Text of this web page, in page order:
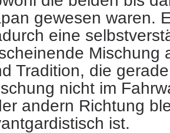
gewesen waren.
eine
Mischung
Tradition, die
nicht im
andern Richtung
ist.